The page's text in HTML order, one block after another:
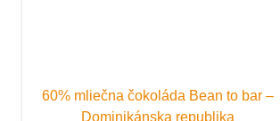
60% mliečna čokoláda Bean to bar –
Dominikánska republika